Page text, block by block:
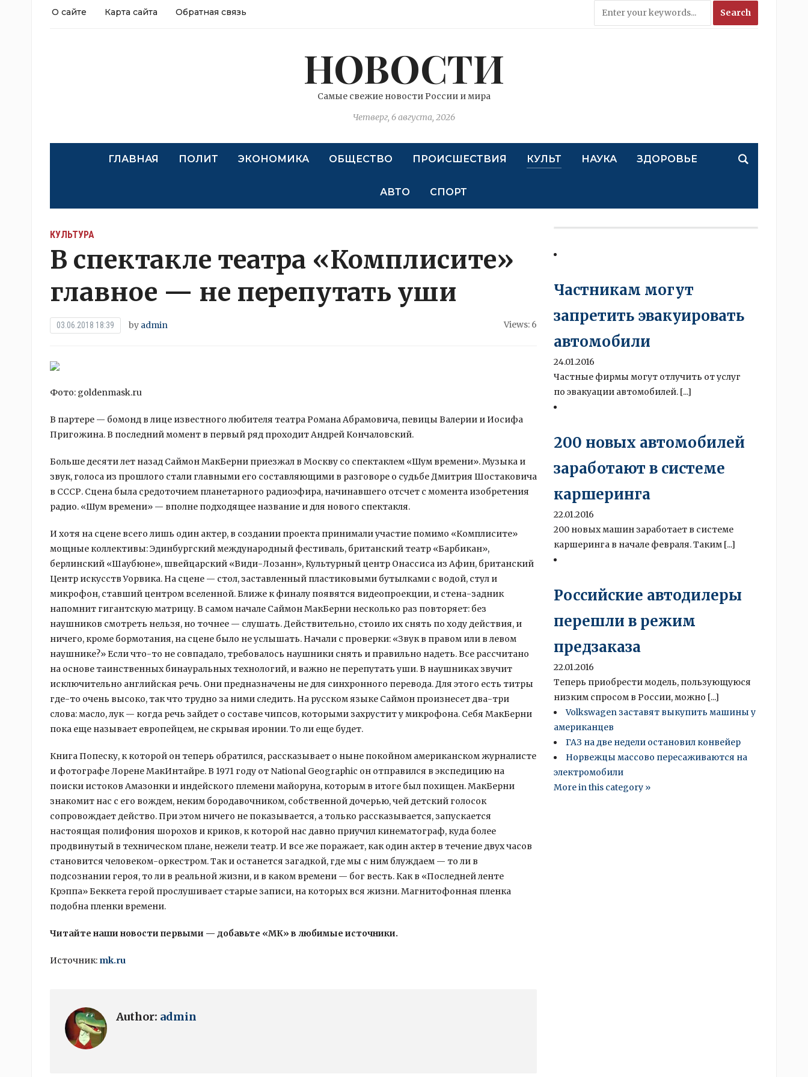
О сайте Карта сайта Обратная связь
НОВОСТИ
Самые свежие новости России и мира
Четверг, 6 августа, 2026
ГЛАВНАЯ ПОЛИТ ЭКОНОМИКА ОБЩЕСТВО ПРОИСШЕСТВИЯ КУЛЬТ НАУКА ЗДОРОВЬЕ
АВТО СПОРТ
КУЛЬТУРА
В спектакле театра «Комплисите»
главное — не перепутать уши
03.06.2018 18:39 by admin Views: 6
Фото: goldenmask.ru
В партере — бомонд в лице известного любителя театра Романа Абрамовича, певицы Валерии и Иосифа
Пригожина. В последний момент в первый ряд проходит Андрей Кончаловский.
Больше десяти лет назад Саймон МакБерни приезжал в Москву со спектаклем «Шум времени». Музыка и
звук, голоса из прошлого стали главными его составляющими в разговоре о судьбе Дмитрия Шостаковича
в СССР. Сцена была средоточием планетарного радиоэфира, начинавшего отсчет с момента изобретения
радио. «Шум времени» — вполне подходящее название и для нового спектакля.
И хотя на сцене всего лишь один актер, в создании проекта принимали участие помимо «Комплисите»
мощные коллективы: Эдинбургский международный фестиваль, британский театр «Барбикан»,
берлинский «Шаубюне», швейцарский «Види-Лозанн», Культурный центр Онассиса из Афин, британский
Центр искусств Уорвика. На сцене — стол, заставленный пластиковыми бутылками с водой, стул и
микрофон, ставший центром вселенной. Ближе к финалу появятся видеопроекции, и стена-задник
напомнит гигантскую матрицу. В самом начале Саймон МакБерни несколько раз повторяет: без
наушников смотреть нельзя, но точнее — слушать. Действительно, стоило их снять по ходу действия, и
ничего, кроме бормотания, на сцене было не услышать. Начали с проверки: «Звук в правом или в левом
наушнике?» Если что-то не совпадало, требовалось наушники снять и правильно надеть. Все рассчитано
на основе таинственных бинауральных технологий, и важно не перепутать уши. В наушниках звучит
исключительно английская речь. Они предназначены не для синхронного перевода. Для этого есть титры
где-то очень высоко, так что трудно за ними следить. На русском языке Саймон произнесет два-три
слова: масло, лук — когда речь зайдет о составе чипсов, которыми захрустит у микрофона. Себя МакБерни
пока еще называет европейцем, не скрывая иронии. То ли еще будет.
Книга Попеску, к которой он теперь обратился, рассказывает о ныне покойном американском журналисте
и фотографе Лорене МакИнтайре. В 1971 году от National Geographic он отправился в экспедицию на
поиски истоков Амазонки и индейского племени майоруна, которым в итоге был похищен. МакБерни
знакомит нас с его вождем, неким бородавочником, собственной дочерью, чей детский голосок
сопровождает действо. При этом ничего не показывается, а только рассказывается, запускается
настоящая полифония шорохов и криков, к которой нас давно приучил кинематограф, куда более
продвинутый в техническом плане, нежели театр. И все же поражает, как один актер в течение двух часов
становится человеком-оркестром. Так и останется загадкой, где мы с ним блуждаем — то ли в
подсознании героя, то ли в реальной жизни, и в каком времени — бог весть. Как в «Последней ленте
Крэппа» Беккета герой прослушивает старые записи, на которых вся жизни. Магнитофонная пленка
подобна пленки времени.
Читайте наши новости первыми — добавьте «МК» в любимые источники.
Источник: mk.ru
Author: admin
Частникам могут
запретить эвакуировать
автомобили
24.01.2016
Частные фирмы могут отлучить от услуг
по эвакуации автомобилей. [...]
200 новых автомобилей
заработают в системе
каршеринга
22.01.2016
200 новых машин заработает в системе
каршеринга в начале февраля. Таким [...]
Российские автодилеры
перешли в режим
предзаказа
22.01.2016
Теперь приобрести модель, пользующуюся
низким спросом в России, можно [...]
Volkswagen заставят выкупить машины у
американцев
ГАЗ на две недели остановил конвейер
Норвежцы массово пересаживаются на
электромобили
More in this category »